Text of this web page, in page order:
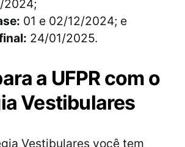
2024;
01 e 02/12/2024; e
24/01/2025.
a UFPR com o
Vestibulares
Vestibulares você tem